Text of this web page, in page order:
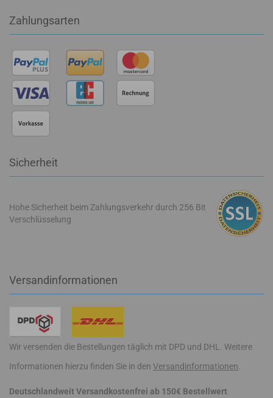
Zahlungsarten
Sicherheit
Hohe Sicherheit beim Zahlungsverkehr durch 256 Bit
Verschlüsselung
Versandinformationen
Wir versenden die Bestellungen täglich mit DPD und DHL. Weitere
Informationen hierzu finden Sie in den Versandinformationen
Deutschlandweit Versandkostenfrei ab 150€ Bestellwert